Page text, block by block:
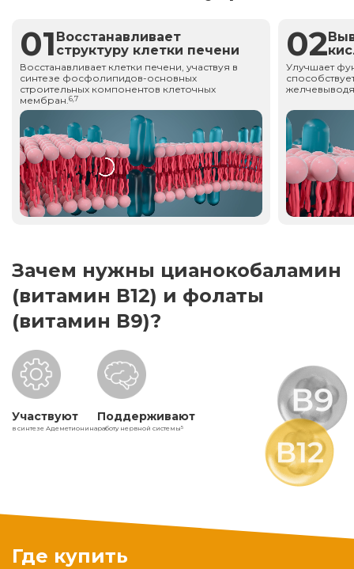
01 Восстанавливает
структуру клетки печени
Восстанавливает клетки печени, участвуя в
синтезе фосфолипидов-основных
строительных компонентов клеточных
мембран.6,7
02
Улучшает
Зачем нужны цианокобаламин
(витамин В12) и фолаты
(витамин В9)?
Участвуют
в синтезе Адеметионина
Поддерживают
работу нервной системы5
Где купить